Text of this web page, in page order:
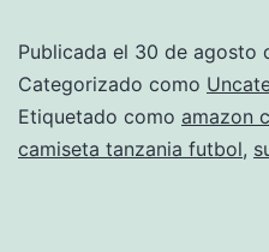
Publicada el 30 de agosto
Categorizado como
Etiquetado como amazon
camiseta tanzania futbol,